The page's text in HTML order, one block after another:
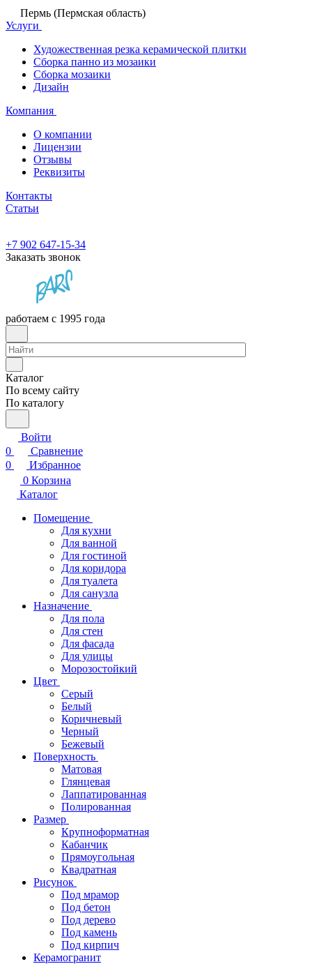
Пермь (Пермская область)
Услуги
Художественная резка керамической плитки
Сборка панно из мозаики
Сборка мозаики
Дизайн
Компания
О компании
Лицензии
Отзывы
Реквизиты
Контакты
Статьи
+7 902 647-15-34
Заказать звонок
работаем с 1995 года
Каталог
По всему сайту
По каталогу
Войти
0
Сравнение
0
Избранное
0 Корзина
Каталог
Помещение
Для кухни
Для ванной
Для гостиной
Для коридора
Для туалета
Для санузла
Назначение
Для пола
Для стен
Для фасада
Для улицы
Морозостойкий
Цвет
Серый
Белый
Коричневый
Черный
Бежевый
Поверхность
Матовая
Глянцевая
Лаппатированная
Полированная
Размер
Крупноформатная
Кабанчик
Прямоугольная
Квадратная
Рисунок
Под мрамор
Под бетон
Под дерево
Под камень
Под кирпич
Керамогранит